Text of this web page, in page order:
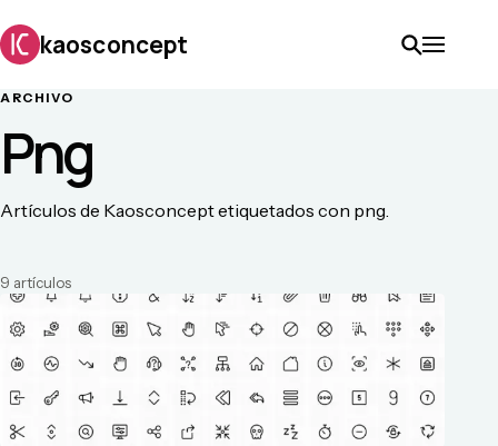
kaosconcept
ARCHIVO
Png
Artículos de Kaosconcept etiquetados con png.
9 artículos